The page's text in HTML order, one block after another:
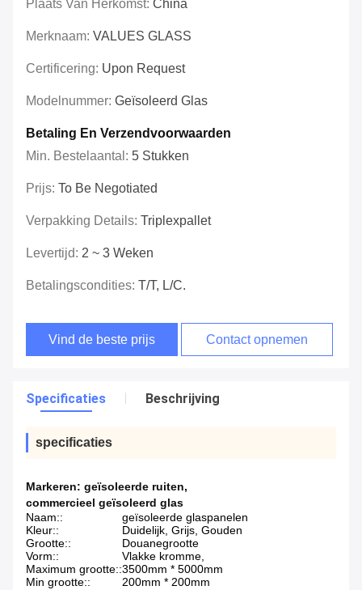
Plaats Van Herkomst: China
Merknaam: VALUES GLASS
Certificering: Upon Request
Modelnummer: Geïsoleerd Glas
Betaling En Verzendvoorwaarden
Min. Bestelaantal: 5 Stukken
Prijs: To Be Negotiated
Verpakking Details: Triplexpallet
Levertijd: 2 ~ 3 Weken
Betalingscondities: T/T, L/C.
Vind de beste prijs Contact opnemen
Specificaties Beschrijving
specificaties
Markeren: geïsoleerde ruiten,
commercieel geïsoleerd glas
Naam::
geïsoleerde glaspanelen
Kleur::
Duidelijk, Grijs, Gouden
Grootte::
Douanegrootte
Vorm::
Vlakke kromme,
Maximum grootte::3500mm * 5000mm
Min grootte::
200mm * 200mm